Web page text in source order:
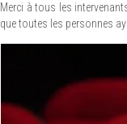
Merci à tous les
que toutes les personnes